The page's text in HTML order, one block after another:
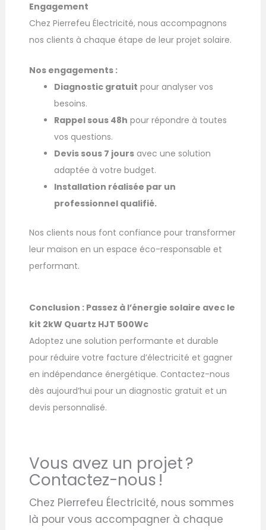
Engagement
Chez Pierrefeu Électricité, nous accompagnons
nos clients à chaque étape de leur projet solaire.
Nos engagements :
Diagnostic gratuit pour analyser vos
besoins.
Rappel sous 48h pour répondre à toutes
vos questions.
Devis sous 7 jours avec une solution
adaptée à votre budget.
Installation réalisée par un
professionnel qualifié.
Nos clients nous font confiance pour transformer
leur maison en un espace éco-responsable et
performant.
Conclusion : Passez à l’énergie solaire avec le
kit 2kW Quartz HJT 500Wc
Adoptez une solution performante et durable
pour réduire votre facture d’électricité et gagner
en indépendance énergétique. Contactez-nous
dès aujourd’hui pour un diagnostic gratuit et un
devis personnalisé.
Vous avez un projet ?
Contactez-nous !
Chez Pierrefeu Électricité, nous sommes
là pour vous accompagner à chaque